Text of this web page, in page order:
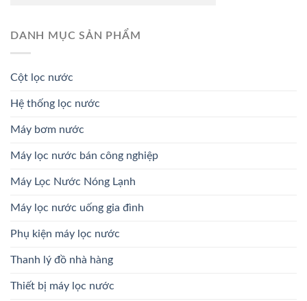
DANH MỤC SẢN PHẨM
Cột lọc nước
Hệ thống lọc nước
Máy bơm nước
Máy lọc nước bán công nghiệp
Máy Lọc Nước Nóng Lạnh
Máy lọc nước uống gia đình
Phụ kiện máy lọc nước
Thanh lý đồ nhà hàng
Thiết bị máy lọc nước